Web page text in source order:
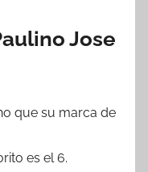
Jose
que su marca de
es el 6.